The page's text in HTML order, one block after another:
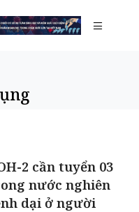
2 cần tuyển 03
nước nghiên
dại ở người